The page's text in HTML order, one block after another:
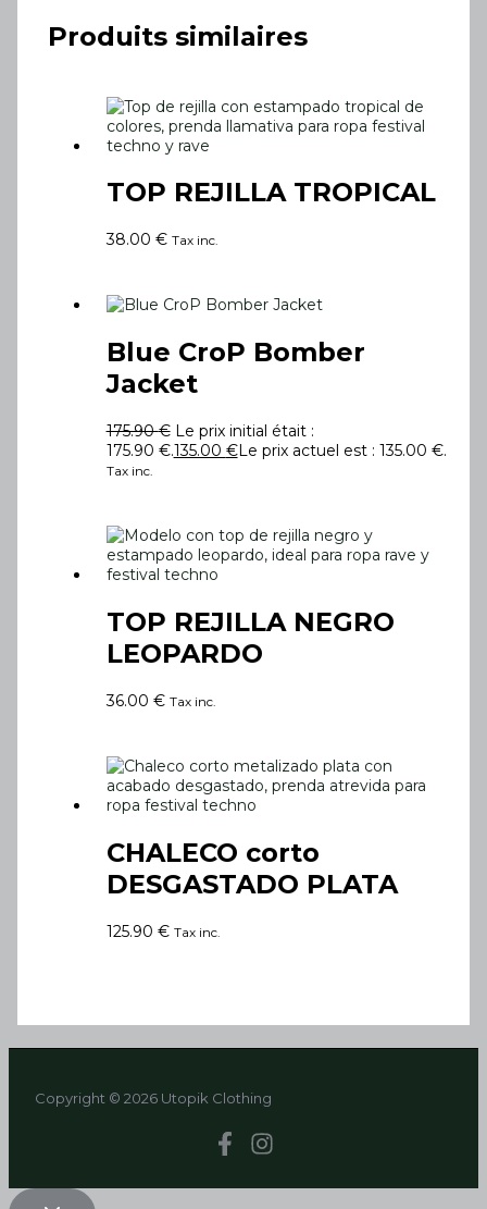
Produits similaires
TOP REJILLA TROPICAL
38.00 € Tax inc.
Blue CroP Bomber
Jacket
175.90€ Le prix initial était :
175.90 €.135.00 €Le prix actuel est : 135.00 €.
Tax inc.
TOP REJILLA NEGRO
LEOPARDO
36.00 € Tax inc.
CHALECO corto
DESGASTADO PLATA
125.90 € Tax inc.
Copyright © 2026 Utopik Clothing